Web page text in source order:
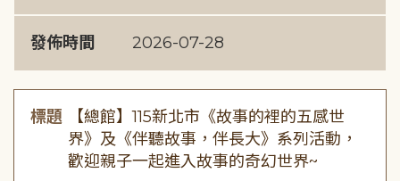
發佈時間 2026-07-28
標題
【總館】115新北市《故事的裡的五感世
界》及《伴聽故事，伴長大》系列活動，
歡迎親子一起進入故事的奇幻世界~